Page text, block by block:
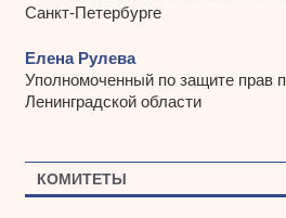
Санкт-Петербурге
Елена Рулева
Уполномоченный по защите прав
Ленинградской области
КОМИТЕТЫ